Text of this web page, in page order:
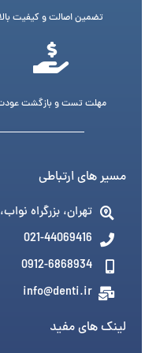
تضمین اصالت و کیفیت بالا
مهلت تست و بازگشت
مسیر های ارتباطی
تهران، بزرگراه نواب،
021-44069416
0912-6868934
info@denti.ir
لینک های مفید